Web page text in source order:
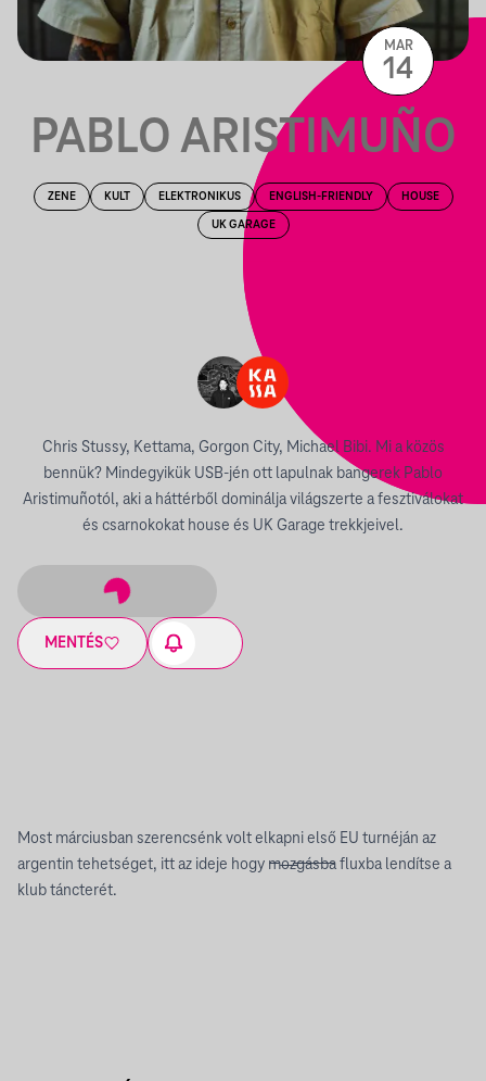
PABLO ARISTIMUÑO
ZENE KULT ELEKTRONIKUS ENGLISH-FRIENDLY HOUSE
UK GARAGE
Chris Stussy, Kettama, Gorgon City, Michael Bibi. Mi a közös
bennük? Mindegyikük USB-jén ott lapulnak bangerek Pablo
Aristimuñotól, aki a háttérből dominálja világszerte a fesztiválokat
és csarnokokat house és UK Garage trekkjeivel.
MENTÉS
MAR
14
Most márciusban szerencsénk volt elkapni első EU turnéján az
argentin tehetséget, itt az ideje hogy m̵̶̵o̵̶̵z̵̶̵g̵̶̵á̵̶̵s̵̶̵b̵̶̵a̵̶̵ fluxba lendítse a
klub táncterét.